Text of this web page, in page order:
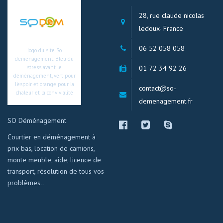
logo du site So
demenagement. Bleu du
stress avant le
déménagement, vert pour
l’espoir et orange pour la
chaleur et la convivialité
SO Déménagement
Courtier en déménagement à
prix bas, location de camions,
monte meuble, aide, licence de
transport, résolution de tous vos
problèmes..
28, rue claude nicolas
ledoux- France
06 52 058 058
01 72 34 92 26
contact@so-
demenagement.fr